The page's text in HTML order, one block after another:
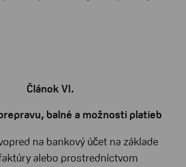
Článok VI.
balné a možnosti platieb
na bankový účet na základe
alebo prostredníctvom